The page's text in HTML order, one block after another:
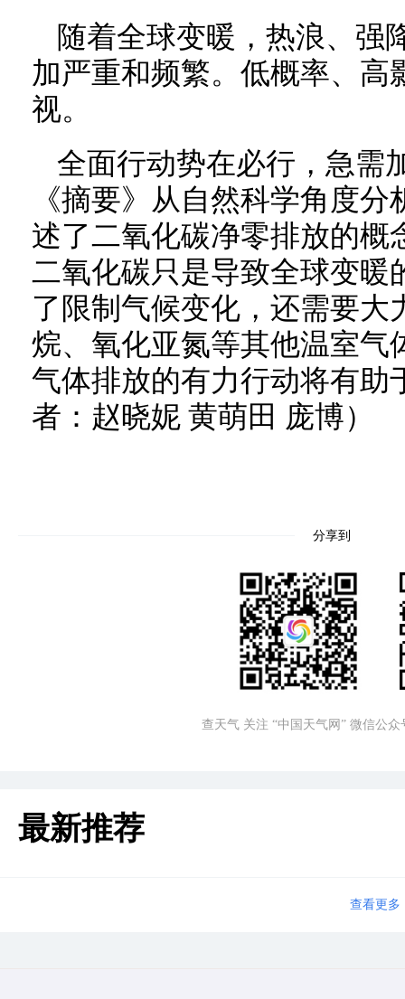
随着全球变暖，热浪、强
加严重和频繁。低概率、高
视。
全面行动势在必行，急需
《摘要》从自然科学角度
述了二氧化碳净零排放的概
二氧化碳只是导致全球变暖
了限制气候变化，还需要大
烷、氧化亚氮等其他温室气
气体排放的有力行动将有助
者：赵晓妮 黄萌田 庞博）
分享到
查天气 关注 “中国天气网” 微信公众
最新推荐
查看更多